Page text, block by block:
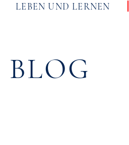
LEBEN UND LERNEN
BLOG